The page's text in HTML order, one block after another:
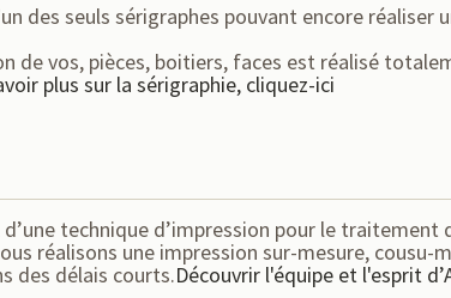
des seuls sérigraphes pouvant encore
de vos, pièces, boitiers, faces est réalisé
plus sur la sérigraphie, cliquez-ici
technique d’impression pour le
réalisons une impression sur-mesure,
des délais courts.Découvrir l'équipe et l'esprit